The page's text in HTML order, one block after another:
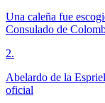
Una caleña fue
Consulado de
2.
Abelardo de la
oficial